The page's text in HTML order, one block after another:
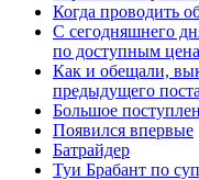
Когда проводить
С сегодняшнего
по доступным
Как и обещали,
предыдущего
Большое
Появился впервые
Батрайдер
Туи Брабант по